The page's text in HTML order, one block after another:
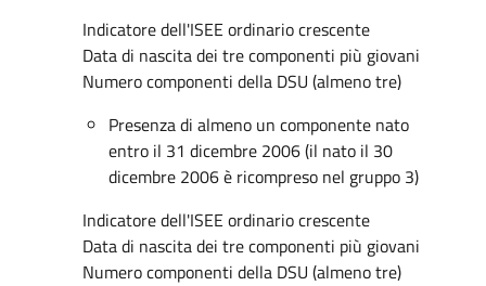
Indicatore dell'ISEE ordinario crescente
Data di nascita dei tre componenti più giovani
Numero componenti della DSU (almeno tre)
Presenza di almeno un componente nato
entro il 31 dicembre 2006 (il nato il 30
dicembre 2006 è ricompreso nel gruppo 3)
Indicatore dell'ISEE ordinario crescente
Data di nascita dei tre componenti più giovani
Numero componenti della DSU (almeno tre)